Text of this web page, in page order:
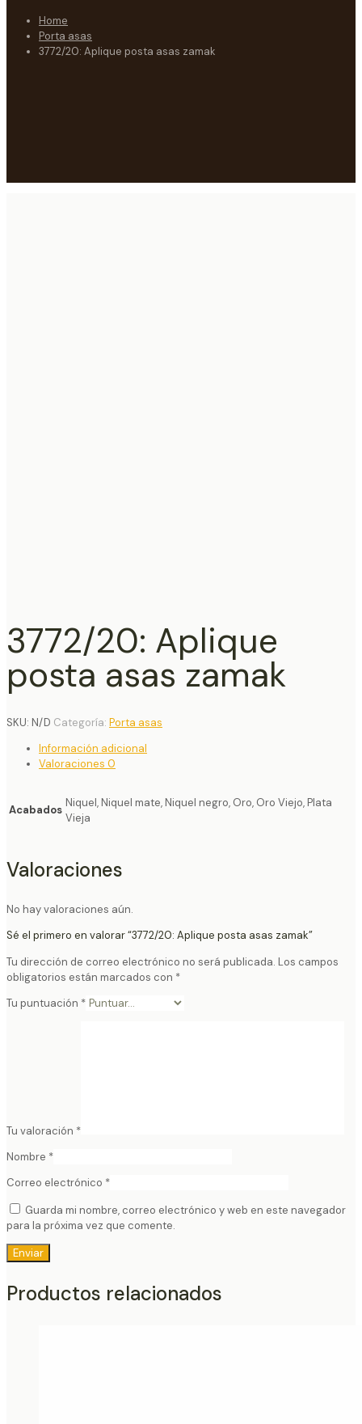
Home
Porta asas
3772/20: Aplique posta asas zamak
3772/20: Aplique
posta asas zamak
SKU: N/D Categoría: Porta asas
Información adicional
Valoraciones 0
Acabados
Niquel, Niquel mate, Niquel negro, Oro, Oro Viejo, Plata
Vieja
Valoraciones
No hay valoraciones aún.
Sé el primero en valorar “3772/20: Aplique posta asas zamak”
Tu dirección de correo electrónico no será publicada. Los campos
obligatorios están marcados con *
Tu puntuación *
Tu valoración *
Nombre *
Correo electrónico *
Guarda mi nombre, correo electrónico y web en este navegador
para la próxima vez que comente.
Productos relacionados